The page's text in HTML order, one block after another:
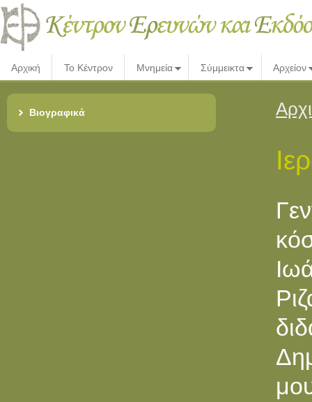
Αρχική Το Κέντρον Μνημεία Σύμμεικτα Αρχείον
Βιογραφικά